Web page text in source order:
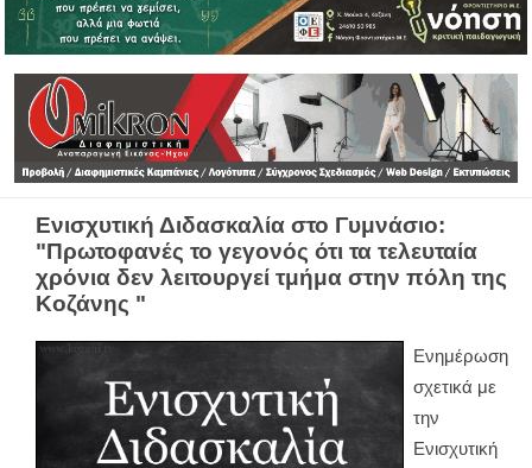
Ενισχυτική Διδασκαλία στο Γυμνάσιο:
"Πρωτοφανές το γεγονός ότι τα τελευταία
χρόνια δεν λειτουργεί τμήμα στην πόλη της
Κοζάνης "
Ενημέρωση
σχετικά με
την
Ενισχυτική